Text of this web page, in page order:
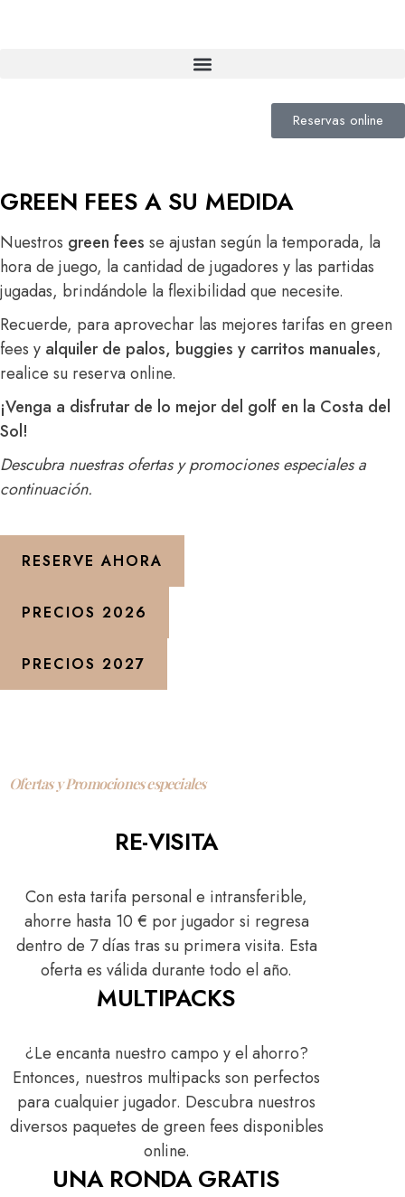
Reservas online
GREEN FEES A SU MEDIDA
Nuestros green fees se ajustan según la temporada, la
hora de juego, la cantidad de jugadores y las partidas
jugadas, brindándole la flexibilidad que necesite.
Recuerde, para aprovechar las mejores tarifas en green
fees y alquiler de palos, buggies y carritos manuales,
realice su reserva online.
¡Venga a disfrutar de lo mejor del golf en la Costa del
Sol!
Descubra nuestras ofertas y promociones especiales a
continuación.
RESERVE AHORA
PRECIOS 2026
PRECIOS 2027
Ofertas y Promociones especiales
RE-VISITA
Con esta tarifa personal e intransferible,
ahorre hasta 10 € por jugador si regresa
dentro de 7 días tras su primera visita. Esta
oferta es válida durante todo el año.
MULTIPACKS
¿Le encanta nuestro campo y el ahorro?
Entonces, nuestros multipacks son perfectos
para cualquier jugador. Descubra nuestros
diversos paquetes de green fees disponibles
online.
UNA RONDA GRATIS